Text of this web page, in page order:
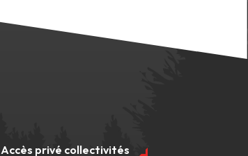
Accès privé collectivités